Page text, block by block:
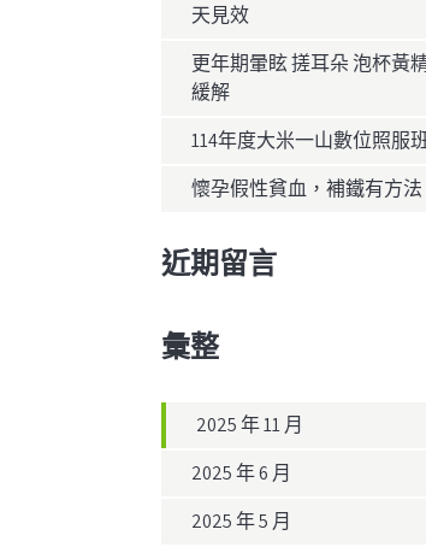
天見效
更年期暈眩 搓耳朵 泡杯黃
緩解
114年度大米一山數位照服
懷孕假性貧血，補鐵有方法
近期留言
彙整
2025 年 11 月
2025 年 6 月
2025 年 5 月